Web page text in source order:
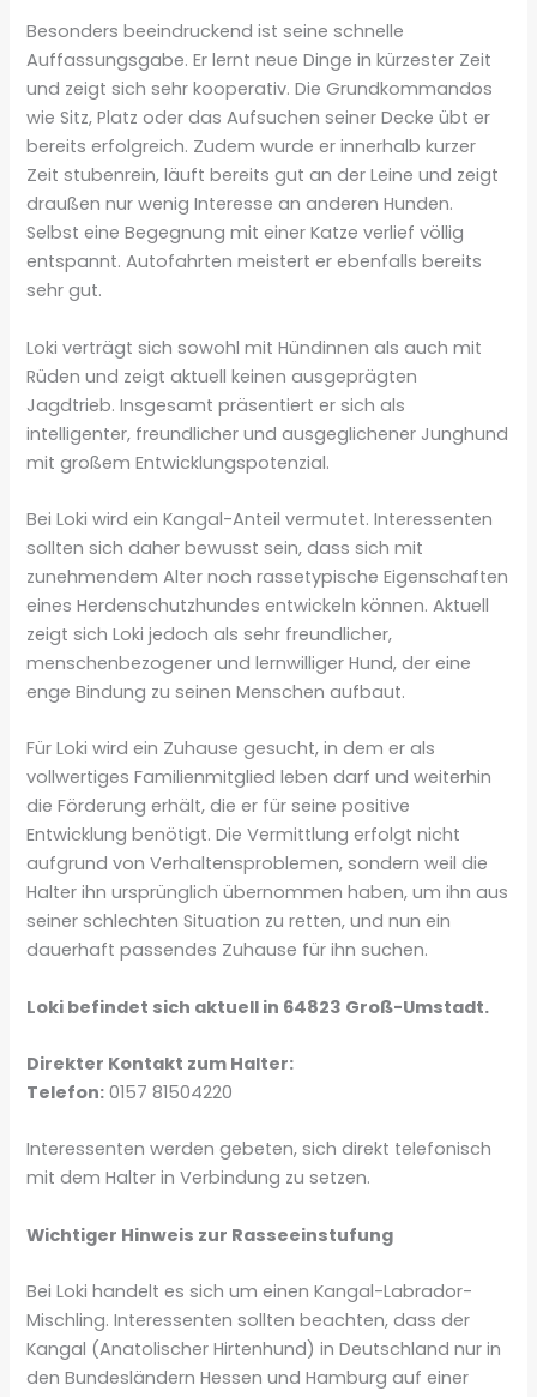
Besonders beeindruckend ist seine schnelle
Auffassungsgabe. Er lernt neue Dinge in kürzester Zeit
und zeigt sich sehr kooperativ. Die Grundkommandos
wie Sitz, Platz oder das Aufsuchen seiner Decke übt er
bereits erfolgreich. Zudem wurde er innerhalb kurzer
Zeit stubenrein, läuft bereits gut an der Leine und zeigt
draußen nur wenig Interesse an anderen Hunden.
Selbst eine Begegnung mit einer Katze verlief völlig
entspannt. Autofahrten meistert er ebenfalls bereits
sehr gut.
Loki verträgt sich sowohl mit Hündinnen als auch mit
Rüden und zeigt aktuell keinen ausgeprägten
Jagdtrieb. Insgesamt präsentiert er sich als
intelligenter, freundlicher und ausgeglichener Junghund
mit großem Entwicklungspotenzial.
Bei Loki wird ein Kangal-Anteil vermutet. Interessenten
sollten sich daher bewusst sein, dass sich mit
zunehmendem Alter noch rassetypische Eigenschaften
eines Herdenschutzhundes entwickeln können. Aktuell
zeigt sich Loki jedoch als sehr freundlicher,
menschenbezogener und lernwilliger Hund, der eine
enge Bindung zu seinen Menschen aufbaut.
Für Loki wird ein Zuhause gesucht, in dem er als
vollwertiges Familienmitglied leben darf und weiterhin
die Förderung erhält, die er für seine positive
Entwicklung benötigt. Die Vermittlung erfolgt nicht
aufgrund von Verhaltensproblemen, sondern weil die
Halter ihn ursprünglich übernommen haben, um ihn aus
seiner schlechten Situation zu retten, und nun ein
dauerhaft passendes Zuhause für ihn suchen.
Loki befindet sich aktuell in 64823 Groß-Umstadt.
Direkter Kontakt zum Halter:
Telefon: 0157 81504220
Interessenten werden gebeten, sich direkt telefonisch
mit dem Halter in Verbindung zu setzen.
Wichtiger Hinweis zur Rasseeinstufung
Bei Loki handelt es sich um einen Kangal-Labrador-
Mischling. Interessenten sollten beachten, dass der
Kangal (Anatolischer Hirtenhund) in Deutschland nur in
den Bundesländern Hessen und Hamburg auf einer